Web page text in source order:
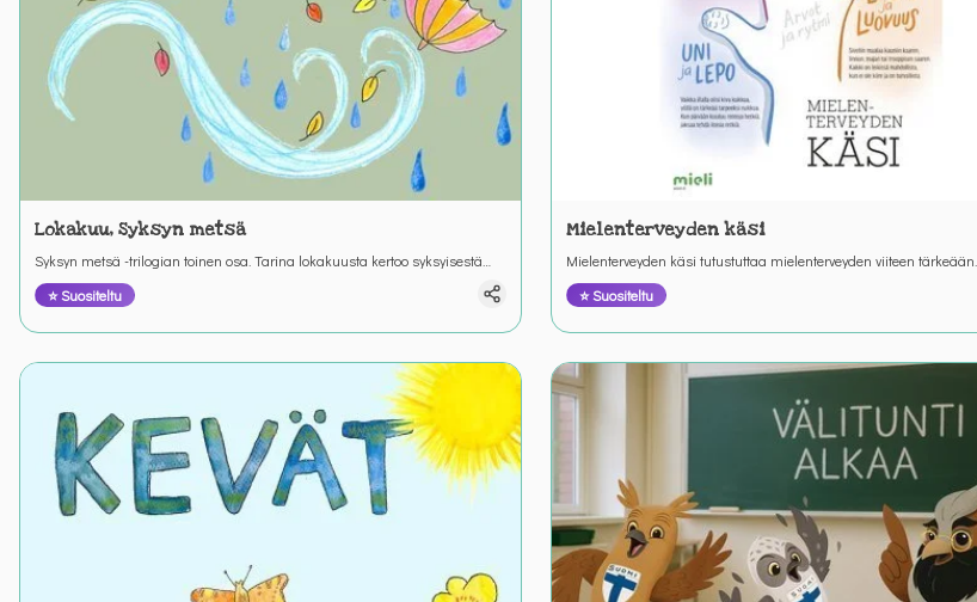
Lokakuu, Syksyn metsä
Syksyn metsä -trilogian toinen osa. Tarina lokakuusta kertoo syksyisestä
metsäretkestä ja retkeen valmistautumisesta. Värinautit.
⭐ Suositeltu
Mielenterveyden käsi
Mielenterveyden käsi tutustuttaa mielenterveyden viiteen tärkeään
periaatteeseen. Hauska tarina kuljettaa läpi kaikkien sormien.
⭐ Suositeltu